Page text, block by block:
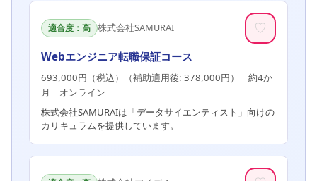
適合度：高 株式会社SAMURAI ♡
Webエンジニア転職保証コース
693,000円（税込）（補助適用後: 378,000円） 約4か
月 オンライン
株式会社SAMURAIは「データサイエンティスト」向けの
カリキュラムを提供しています。